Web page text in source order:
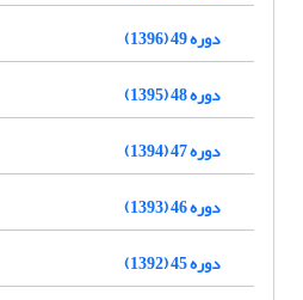
دوره 49 (1396)
دوره 48 (1395)
دوره 47 (1394)
دوره 46 (1393)
دوره 45 (1392)